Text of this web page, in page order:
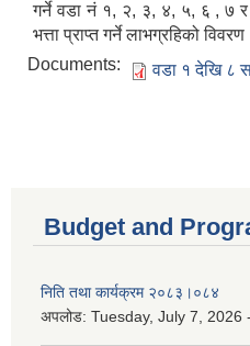
गर्ने वडा नं १, २, ३, ४, ५, ६ , ७ र
भत्ता प्राप्त गर्ने लाभग्रहिको विवरण
Documents:
वडा १ देखि ८
Budget and
निति तथा कार्यक्रम २०८३।०८४
अपलोड: Tuesday, July 7, 2026